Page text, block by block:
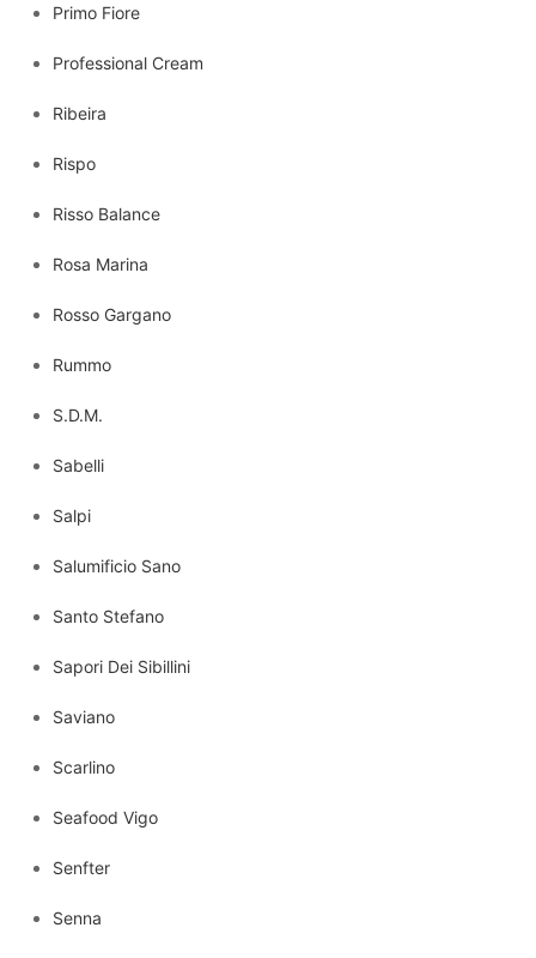
Primo Fiore
Professional Cream
Ribeira
Rispo
Risso Balance
Rosa Marina
Rosso Gargano
Rummo
S.D.M.
Sabelli
Salpi
Salumificio Sano
Santo Stefano
Sapori Dei Sibillini
Saviano
Scarlino
Seafood Vigo
Senfter
Senna